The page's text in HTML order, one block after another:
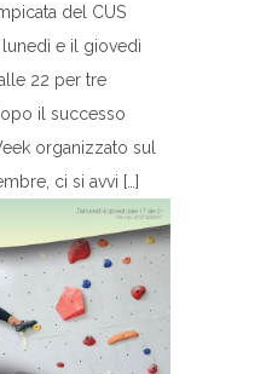
del CUS
e il giovedì
22 per tre
il successo
organizzato sul
ci si avvi […]